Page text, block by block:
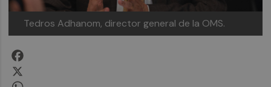
Tedros Adhanom, director general de la OMS.